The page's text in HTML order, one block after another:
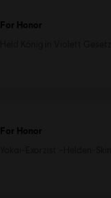
For Honor
For Honor